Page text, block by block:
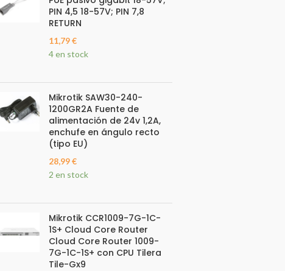
PIN 4,5 18-57V; PIN 7,8
RETURN
11,79€
4 en stock
Mikrotik SAW30-240-
1200GR2A Fuente de
alimentación de 24v 1,2A,
enchufe en ángulo recto
(tipo EU)
28,99€
2 en stock
Mikrotik CCR1009-7G-1C-
1S+ Cloud Core Router
Cloud Core Router 1009-
7G-1C-1S+ con CPU Tilera
Tile-Gx9